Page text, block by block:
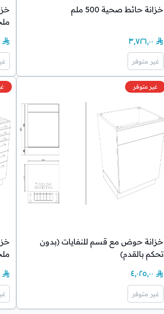
خزانة حائط صحية 500 ملم
٣٬٧٢٦٫٠٠
غير متوفر
غير متوفر
خزانة حوض مع قسم للنفايات (بدون
تحكم بالقدم)
٤٬٠٢٥٫٠٠
غير متوفر